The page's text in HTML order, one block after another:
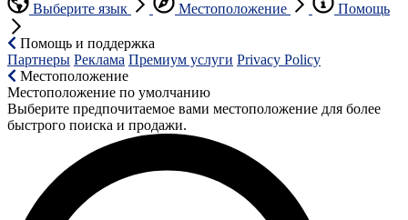
Выберите язык
Местоположение Помощь
Помощь и поддержка
Партнеры Реклама Премиум услуги Privacy Policy
Местоположение
Местоположение по умолчанию
Выберите предпочитаемое вами местоположение для более
быстрого поиска и продажи.